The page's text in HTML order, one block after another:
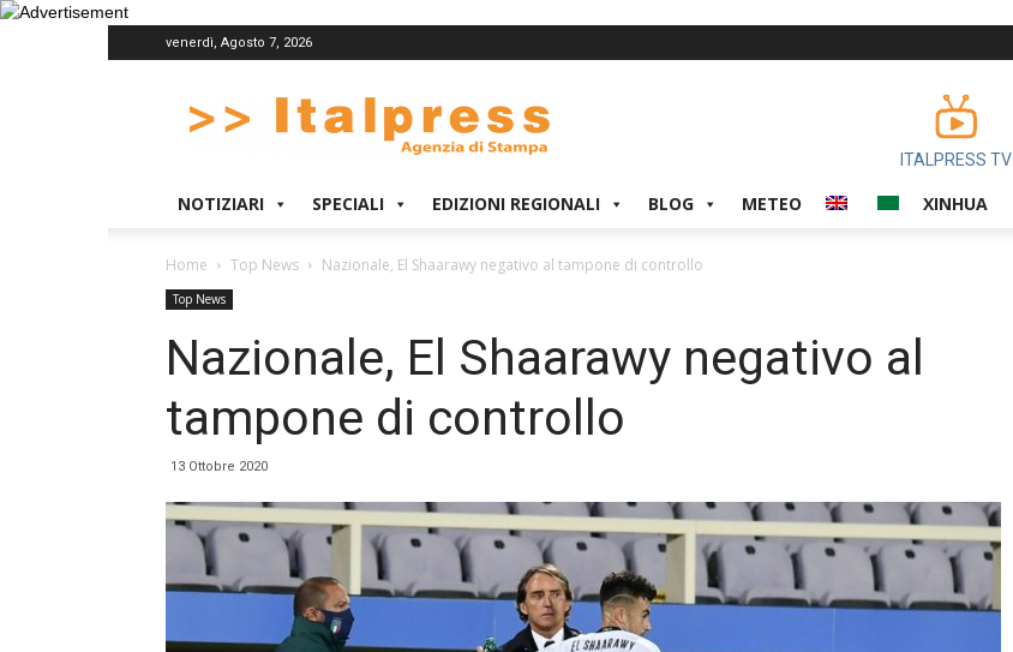
venerdì, Agosto 7, 2026
ITALPRESS TV
NOTIZIARI SPECIALI EDIZIONI REGIONALI BLOG METEO XINHUA
Home Top News Nazionale, El Shaarawy negativo al tampone di controllo
Top News
Nazionale, El Shaarawy negativo al
tampone di controllo
13 Ottobre 2020